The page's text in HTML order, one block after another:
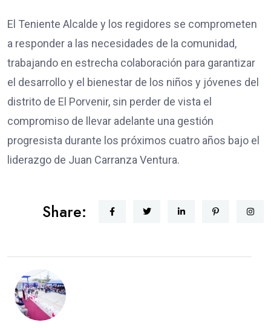
El Teniente Alcalde y los regidores se comprometen
a responder a las necesidades de la comunidad,
trabajando en estrecha colaboración para garantizar
el desarrollo y el bienestar de los niños y jóvenes del
distrito de El Porvenir, sin perder de vista el
compromiso de llevar adelante una gestión
progresista durante los próximos cuatro años bajo el
liderazgo de Juan Carranza Ventura.
Share: